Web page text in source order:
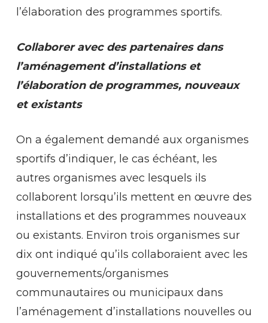
l’élaboration des programmes sportifs.
Collaborer avec des partenaires dans
l’aménagement d’installations et
l’élaboration de programmes, nouveaux
et existants
On a également demandé aux organismes
sportifs d’indiquer, le cas échéant, les
autres organismes avec lesquels ils
collaborent lorsqu’ils mettent en œuvre des
installations et des programmes nouveaux
ou existants. Environ trois organismes sur
dix ont indiqué qu’ils collaboraient avec les
gouvernements/organismes
communautaires ou municipaux dans
l’aménagement d’installations nouvelles ou